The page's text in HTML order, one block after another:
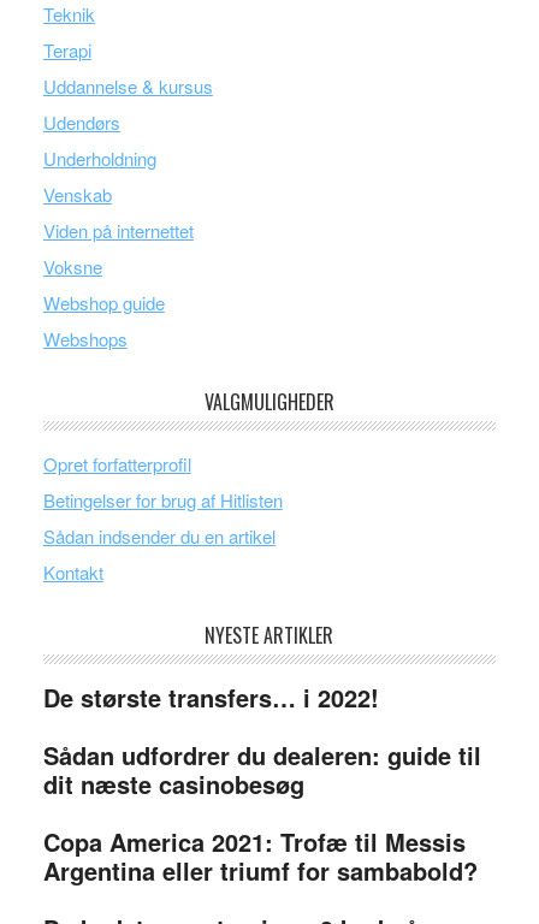
Teknik
Terapi
Uddannelse & kursus
Udendørs
Underholdning
Venskab
Viden på internettet
Voksne
Webshop guide
Webshops
VALGMULIGHEDER
Opret forfatterprofil
Betingelser for brug af Hitlisten
Sådan indsender du en artikel
Kontakt
NYESTE ARTIKLER
De største transfers… i 2022!
Sådan udfordrer du dealeren: guide til
dit næste casinobesøg
Copa America 2021: Trofæ til Messis
Argentina eller triumf for sambabold?